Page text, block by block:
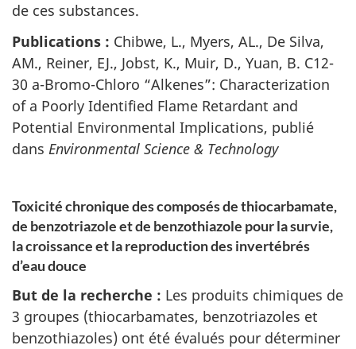
de ces substances.
Publications : Chibwe, L., Myers, AL., De Silva,
AM., Reiner, EJ., Jobst, K., Muir, D., Yuan, B. C12-
30 a-Bromo-Chloro “Alkenes”: Characterization
of a Poorly Identified Flame Retardant and
Potential Environmental Implications, publié
dans Environmental Science & Technology
Toxicité chronique des composés de thiocarbamate,
de benzotriazole et de benzothiazole pour la survie,
la croissance et la reproduction des invertébrés
d’eau douce
But de la recherche : Les produits chimiques de
3 groupes (thiocarbamates, benzotriazoles et
benzothiazoles) ont été évalués pour déterminer